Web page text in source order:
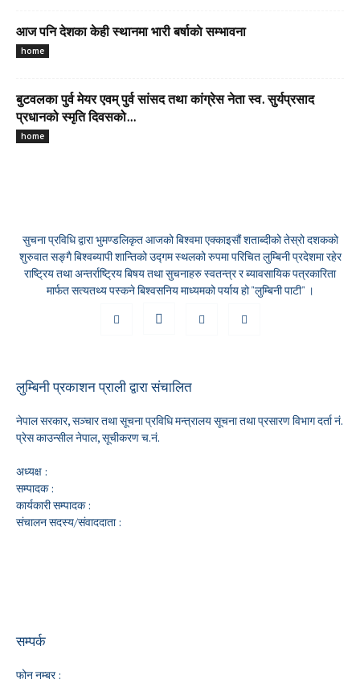
आज पनि देशका केही स्थानमा भारी बर्षाकाे सम्भावना
home
बुटवलका पुर्व मेयर एवम् पुर्व सांसद तथा कांग्रेस नेता स्व. सुर्यप्रसाद
प्रधानको स्मृति दिवसको...
home
सुचना प्रविधि द्वारा भुमण्डलिकृत आजको बिश्वमा एक्काइसौं शताब्दीको तेस्रो दशकको
शुरुवात सङ्गै बिश्वब्यापी शान्तिको उद्गम स्थलको रुपमा परिचित लुम्बिनी प्रदेशमा रहेर
राष्ट्रिय तथा अन्तर्राष्ट्रिय बिषय तथा सुचनाहरु स्वतन्त्र र ब्यावसायिक पत्रकारिता
मार्फत सत्यतथ्य पस्कने बिश्वसनिय माध्यमको पर्याय हो "लुम्बिनी पाटी" ।
लुम्बिनी प्रकाशन प्राली द्वारा संचालित
नेपाल सरकार, सञ्चार तथा सूचना प्रविधि मन्त्रालय सूचना तथा प्रसारण विभाग दर्ता नं.
प्रेस काउन्सील नेपाल, सूचीकरण च.नं.
अध्यक्ष :
सम्पादक :
कार्यकारी सम्पादक :
संचालन सदस्य/संवाददाता :
सम्पर्क
फोन नम्बर :